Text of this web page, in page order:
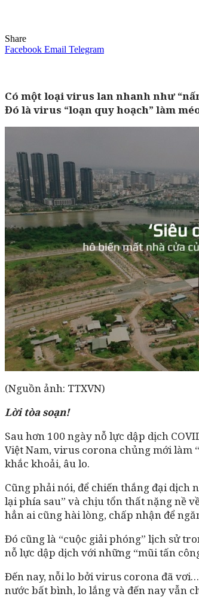
Share
Facebook Email Telegram
Có một loại virus lan nhanh như
Đó là virus “loạn quy hoạch” làm
(Nguồn ảnh: TTXVN)
Lời tòa soạn!
Sau hơn 100 ngày nỗ lực dập dịch
Việt Nam, virus corona chủng mới làm
khắc khoải, âu lo.
Cũng phải nói, để chiến thắng đại dịch
lại phía sau” và chịu tổn thất nặng nề
hẳn ai cũng hài lòng, chấp nhận để
Đó cũng là “cuộc giải phóng” lịch sử
nỗ lực dập dịch với những “mũi tấn
Đến nay, nỗi lo bởi virus corona đã
nước bất bình, lo lắng và đến nay vẫn